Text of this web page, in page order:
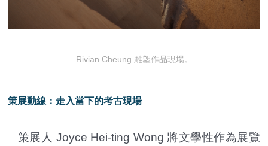
Rivian Cheung 雕塑作品現場。
策展動線：走入當下的考古現場
策展人 Joyce Hei-ting Wong 將文學性作為展覽